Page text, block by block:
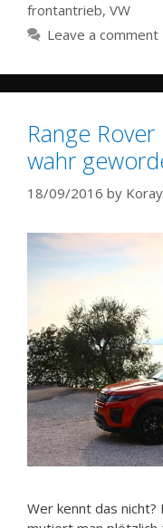
frontantrieb, VW
Leave a comment
Range
wahr
18/09/2016 by Koray
Wer kennt das nicht?